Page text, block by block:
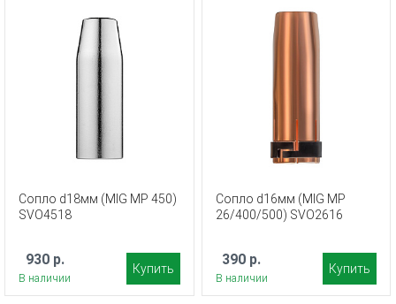
Сопло d18мм (MIG MP 450)
SVO4518
930 р.
В наличии
Купить
Сопло d16мм (MIG MP
26/400/500) SVO2616
390 р.
В наличии
Купить